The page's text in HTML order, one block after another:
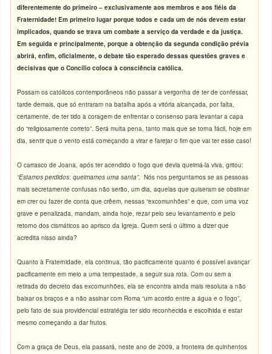
diferentemente do primeiro – exclusivamente aos membros e aos fiéis da
Fraternidade! Em primeiro lugar porque todos e cada um de nós devem estar
implicados, quando se trava um combate a serviço da verdade e da justiça.
Em seguida e principalmente, porque a obtenção da segunda condição prévia
abrirá, enfim, oficialmente, o debate tão esperado dessas questões graves e
decisivas que o Concílio coloca à consciência católica.
Possam os católicos contemporâneos não passar a vergonha de ter de confessar,
tarde demais, que só entraram na batalha após a vitória alcançada, por falta,
certamente, de ter tido a coragem de enfrentar o consenso para levantar a capa
do “religiosamente correto”. Será muita pena, tanto mais que se torna fácil, hoje em
dia, sentir que o vento está começando a virar e farejar o fim que vai ter esse caso!
O carrasco de Joana, após ter acendido o fogo que devia queimá-la viva, gritou:
“Estamos perdidos: queimamos uma santa”. Nós nos perguntamos se as pessoas
mais secretamente confusas não serão, um dia, aquelas que quiseram se obstinar
em crer ou fazer de conta que crêem, nessas “excomunhões” e que, com uma voz
grave e penalizada, mandam, ainda hoje, rezar pelo seu levantamento e pelo
retorno dos cismáticos ao aprisco da Igreja. Quem será o último a dizer que
acredita nisso ainda?
Quanto à Fraternidade, ela continua, tão pacificamente quanto é possível avançar
pacificamente em meio a uma tempestade, a seguir sua rota. Com ou sem a
retirada do decreto das excomunhões, ela se encontra ainda mais resoluta a não
baixar os braços e a não assinar com Roma “um acordo entre a água e o fogo”,
pelo fato de sua providencial estratégia ter sido reconhecida e escolhida e estar
mesmo começando a dar frutos.
Com a graça de Deus, ela passará, neste ano de 2009, a fronteira de quinhentos